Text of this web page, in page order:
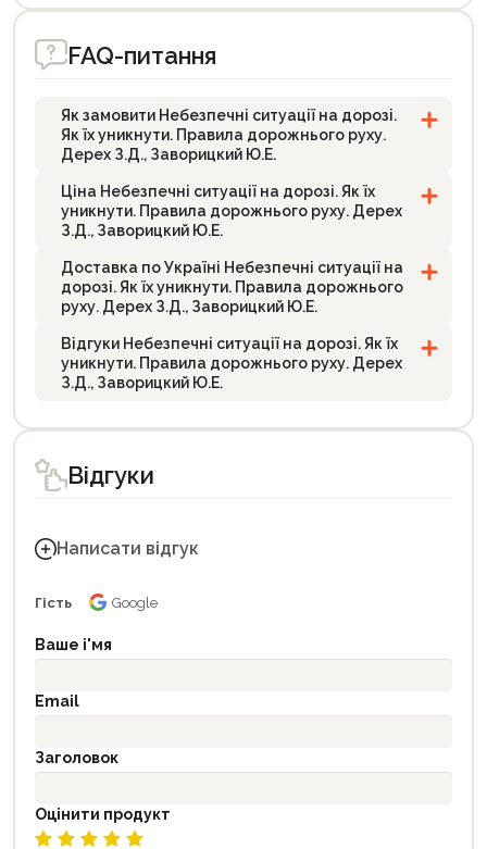
FAQ-питання
Як замовити Небезпечні ситуації на дорозі.
Як їх уникнути. Правила дорожнього руху.
Дерех З.Д., Заворицкий Ю.Е.
Ціна Небезпечні ситуації на дорозі. Як їх
уникнути. Правила дорожнього руху. Дерех
З.Д., Заворицкий Ю.Е.
Доставка по Україні Небезпечні ситуації на
дорозі. Як їх уникнути. Правила дорожнього
руху. Дерех З.Д., Заворицкий Ю.Е.
Відгуки Небезпечні ситуації на дорозі. Як їх
уникнути. Правила дорожнього руху. Дерех
З.Д., Заворицкий Ю.Е.
Відгуки
Написати відгук
Гість Google
Ваше і'мя
Email
Заголовок
Оцінити продукт